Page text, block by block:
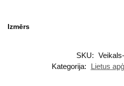
Izmērs
SKU:
Kategorija:
Lietus